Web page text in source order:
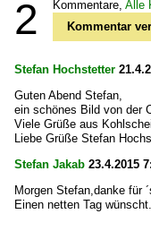
2 Kommentare, Alle
Kommentar
Stefan Hochstetter
Guten Abend Stefan,
ein schönes Bild von der
Viele Grüße aus
Liebe Grüße Stefan
Stefan Jakab 23.4.2015
Morgen Stefan,danke für
Einen netten Tag wünscht.